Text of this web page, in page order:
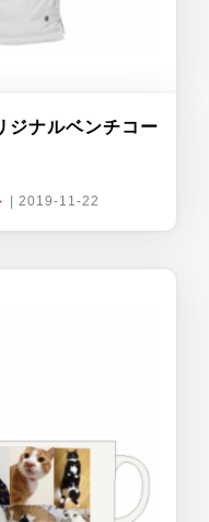
ジナルベンチコー
2019-11-22